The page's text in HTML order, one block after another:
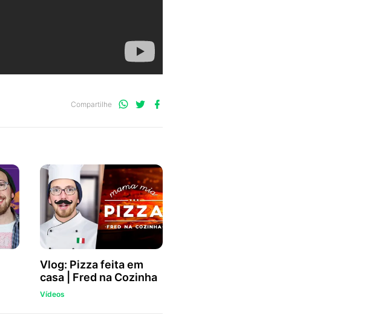
Compartilhe
Compartilhe
Compartilhe
Vlog: Pizza feita em
casa | Fred na Cozinha
Vídeos